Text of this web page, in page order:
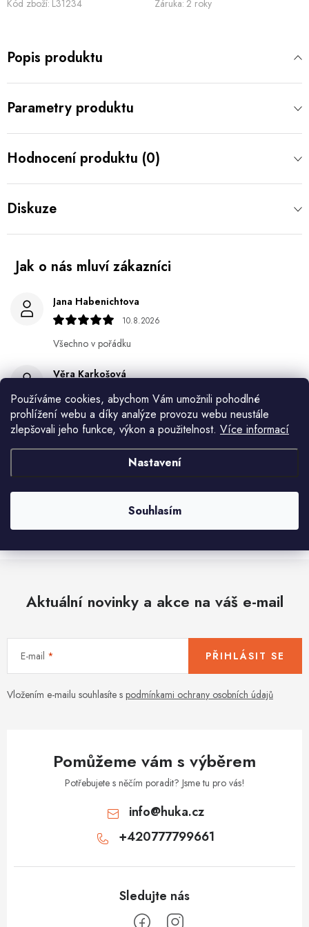
Používáme cookies, abychom Vám umožnili pohodlné
prohlížení webu a díky analýze provozu webu neustále
zlepšovali jeho funkce, výkon a použitelnost. Více informací
Nastavení
Souhlasím
Kód zboží: L31234 Záruka: 2 roky
Popis produktu
Parametry produktu
Hodnocení produktu (0)
Diskuze
Jana Habenichtova
10.8.2026
Všechno v pořádku
Věra Karkošová
10.8.2026
Miroslav Lamper
10.8.2026
Aktuální novinky a akce na váš e-mail
E-mail
Vložením e-mailu souhlasíte s podmínkami ochrany osobních údajů
PŘIHLÁSIT SE
Pomůžeme vám s výběrem
Potřebujete s něčím poradit? Jsme tu pro vás!
info@huka.cz
+420777799661